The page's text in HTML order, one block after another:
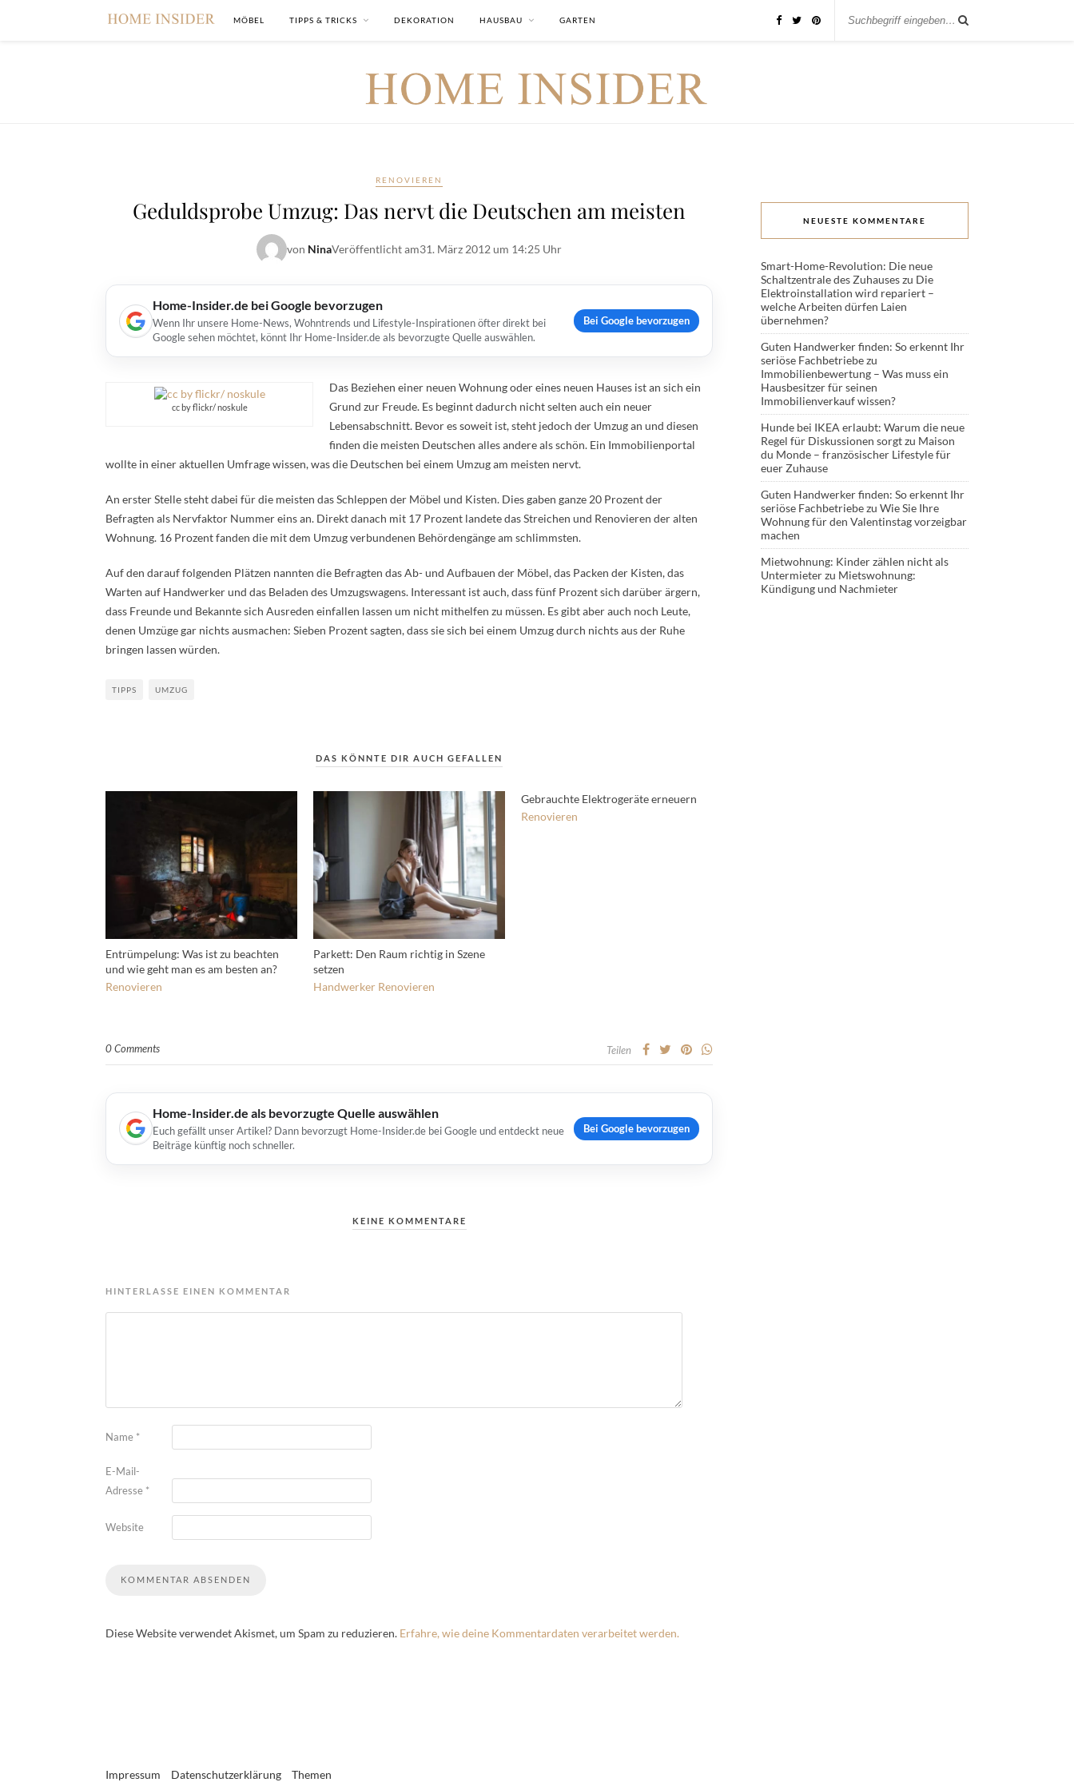
MÖBEL TIPPS & TRICKS DEKORATION HAUSBAU GARTEN
RENOVIEREN
Geduldsprobe Umzug: Das nervt die Deutschen am meisten
von NinaVeröffentlicht am31. März 2012 um 14:25 Uhr
Home-Insider.de bei Google bevorzugen
Wenn Ihr unsere Home-News, Wohntrends und Lifestyle-Inspirationen öfter direkt bei
Google sehen möchtet, könnt Ihr Home-Insider.de als bevorzugte Quelle auswählen.
Bei Google bevorzugen
cc by flickr/ noskule
Das Beziehen einer neuen Wohnung oder eines neuen Hauses ist an sich ein
Grund zur Freude. Es beginnt dadurch nicht selten auch ein neuer
Lebensabschnitt. Bevor es soweit ist, steht jedoch der Umzug an und diesen
finden die meisten Deutschen alles andere als schön. Ein Immobilienportal
wollte in einer aktuellen Umfrage wissen, was die Deutschen bei einem Umzug am meisten nervt.
An erster Stelle steht dabei für die meisten das Schleppen der Möbel und Kisten. Dies gaben ganze 20 Prozent der
Befragten als Nervfaktor Nummer eins an. Direkt danach mit 17 Prozent landete das Streichen und Renovieren der alten
Wohnung. 16 Prozent fanden die mit dem Umzug verbundenen Behördengänge am schlimmsten.
Auf den darauf folgenden Plätzen nannten die Befragten das Ab- und Aufbauen der Möbel, das Packen der Kisten, das
Warten auf Handwerker und das Beladen des Umzugswagens. Interessant ist auch, dass fünf Prozent sich darüber ärgern,
dass Freunde und Bekannte sich Ausreden einfallen lassen um nicht mithelfen zu müssen. Es gibt aber auch noch Leute,
denen Umzüge gar nichts ausmachen: Sieben Prozent sagten, dass sie sich bei einem Umzug durch nichts aus der Ruhe
bringen lassen würden.
TIPPS UMZUG
DAS KÖNNTE DIR AUCH GEFALLEN
Entrümpelung: Was ist zu beachten
und wie geht man es am besten an?
Renovieren
Parkett: Den Raum richtig in Szene
setzen
Handwerker Renovieren
Gebrauchte Elektrogeräte erneuern
Renovieren
0 Comments Teilen
Home-Insider.de als bevorzugte Quelle auswählen
Euch gefällt unser Artikel? Dann bevorzugt Home-Insider.de bei Google und entdeckt neue
Beiträge künftig noch schneller.
Bei Google bevorzugen
KEINE KOMMENTARE
HINTERLASSE EINEN KOMMENTAR
Name *
E-Mail-
Adresse *
Website
Diese Website verwendet Akismet, um Spam zu reduzieren. Erfahre, wie deine Kommentardaten verarbeitet werden.
NEUESTE KOMMENTARE
Smart-Home-Revolution: Die neue
Schaltzentrale des Zuhauseszu Die
Elektroinstallation wird repariert –
welche Arbeiten dürfen Laien
übernehmen?
Guten Handwerker finden: So erkennt Ihr
seriöse Fachbetriebezu
Immobilienbewertung – Was muss ein
Hausbesitzer für seinen
Immobilienverkauf wissen?
Hunde bei IKEA erlaubt: Warum die neue
Regel für Diskussionen sorgtzu Maison
du Monde – französischer Lifestyle für
euer Zuhause
Guten Handwerker finden: So erkennt Ihr
seriöse Fachbetriebezu Wie Sie Ihre
Wohnung für den Valentinstag vorzeigbar
machen
Mietwohnung: Kinder zählen nicht als
Untermieterzu Mietswohnung:
Kündigung und Nachmieter
Impressum Datenschutzerklärung Themen